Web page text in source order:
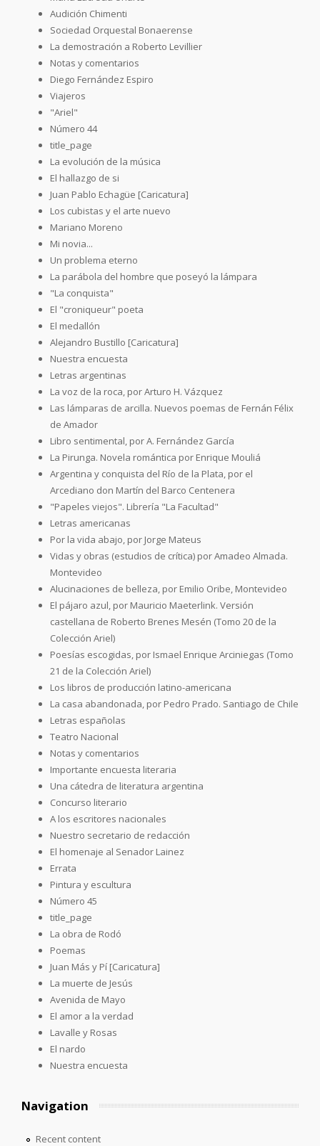
Audición Chimenti
Sociedad Orquestal Bonaerense
La demostración a Roberto Levillier
Notas y comentarios
Diego Fernández Espiro
Viajeros
"Ariel"
Número 44
title_page
La evolución de la música
El hallazgo de si
Juan Pablo Echagüe [Caricatura]
Los cubistas y el arte nuevo
Mariano Moreno
Mi novia...
Un problema eterno
La parábola del hombre que poseyó la lámpara
"La conquista"
El "croniqueur" poeta
El medallón
Alejandro Bustillo [Caricatura]
Nuestra encuesta
Letras argentinas
La voz de la roca, por Arturo H. Vázquez
Las lámparas de arcilla. Nuevos poemas de Fernán Félix
de Amador
Libro sentimental, por A. Fernández García
La Pirunga. Novela romántica por Enrique Mouliá
Argentina y conquista del Río de la Plata, por el
Arcediano don Martín del Barco Centenera
"Papeles viejos". Librería "La Facultad"
Letras americanas
Por la vida abajo, por Jorge Mateus
Vidas y obras (estudios de crítica) por Amadeo Almada.
Montevideo
Alucinaciones de belleza, por Emilio Oribe, Montevideo
El pájaro azul, por Mauricio Maeterlink. Versión
castellana de Roberto Brenes Mesén (Tomo 20 de la
Colección Ariel)
Poesías escogidas, por Ismael Enrique Arciniegas (Tomo
21 de la Colección Ariel)
Los libros de producción latino-americana
La casa abandonada, por Pedro Prado. Santiago de Chile
Letras españolas
Teatro Nacional
Notas y comentarios
Importante encuesta literaria
Una cátedra de literatura argentina
Concurso literario
A los escritores nacionales
Nuestro secretario de redacción
El homenaje al Senador Lainez
Errata
Pintura y escultura
Número 45
title_page
La obra de Rodó
Poemas
Juan Más y Pí [Caricatura]
La muerte de Jesús
Avenida de Mayo
El amor a la verdad
Lavalle y Rosas
El nardo
Nuestra encuesta
Navigation
Recent content